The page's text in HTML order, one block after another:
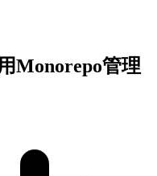
Monorepo管理